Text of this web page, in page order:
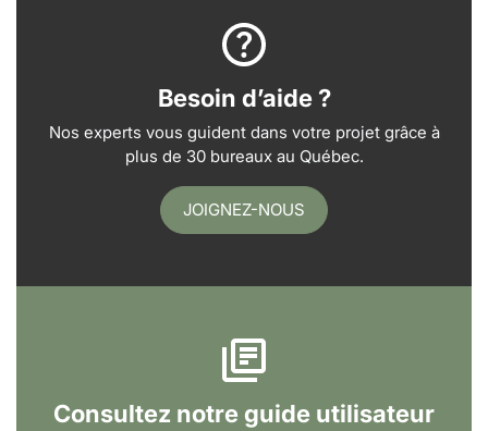
Besoin d’aide ?
Nos experts vous guident dans votre projet grâce à
plus de 30 bureaux au Québec.
JOIGNEZ-NOUS
Consultez notre guide utilisateur